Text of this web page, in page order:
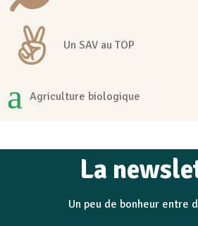
Un SAV au TOP
Agriculture biologique
La
Un peu de bonheur entre